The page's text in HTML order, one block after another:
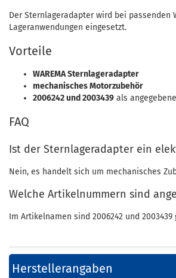
Der Sternlageradapter wird bei passenden
Lageranwendungen eingesetzt.
Vorteile
WAREMA Sternlageradapter
mechanisches Motorzubehör
2006242 und 2003439 als
FAQ
Ist der Sternlageradapter ein
Nein, es handelt sich um mechanisches
Welche Artikelnummern sind
Im Artikelnamen sind 2006242 und 2003439
Herstellerangaben